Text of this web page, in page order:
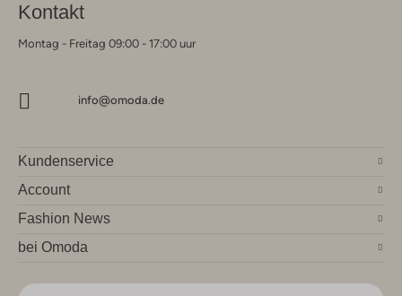
Kontakt
Montag - Freitag 09:00 - 17:00 uur
info@omoda.de
Kundenservice
Account
Fashion News
bei Omoda